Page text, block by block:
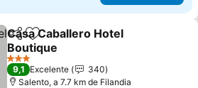
PartilharAdicionar aos favoritos
Casa Caballero Hotel
Boutique
3 Estrelas
9,1 Excelente
340
Salento, a 7.7 km de Filandia